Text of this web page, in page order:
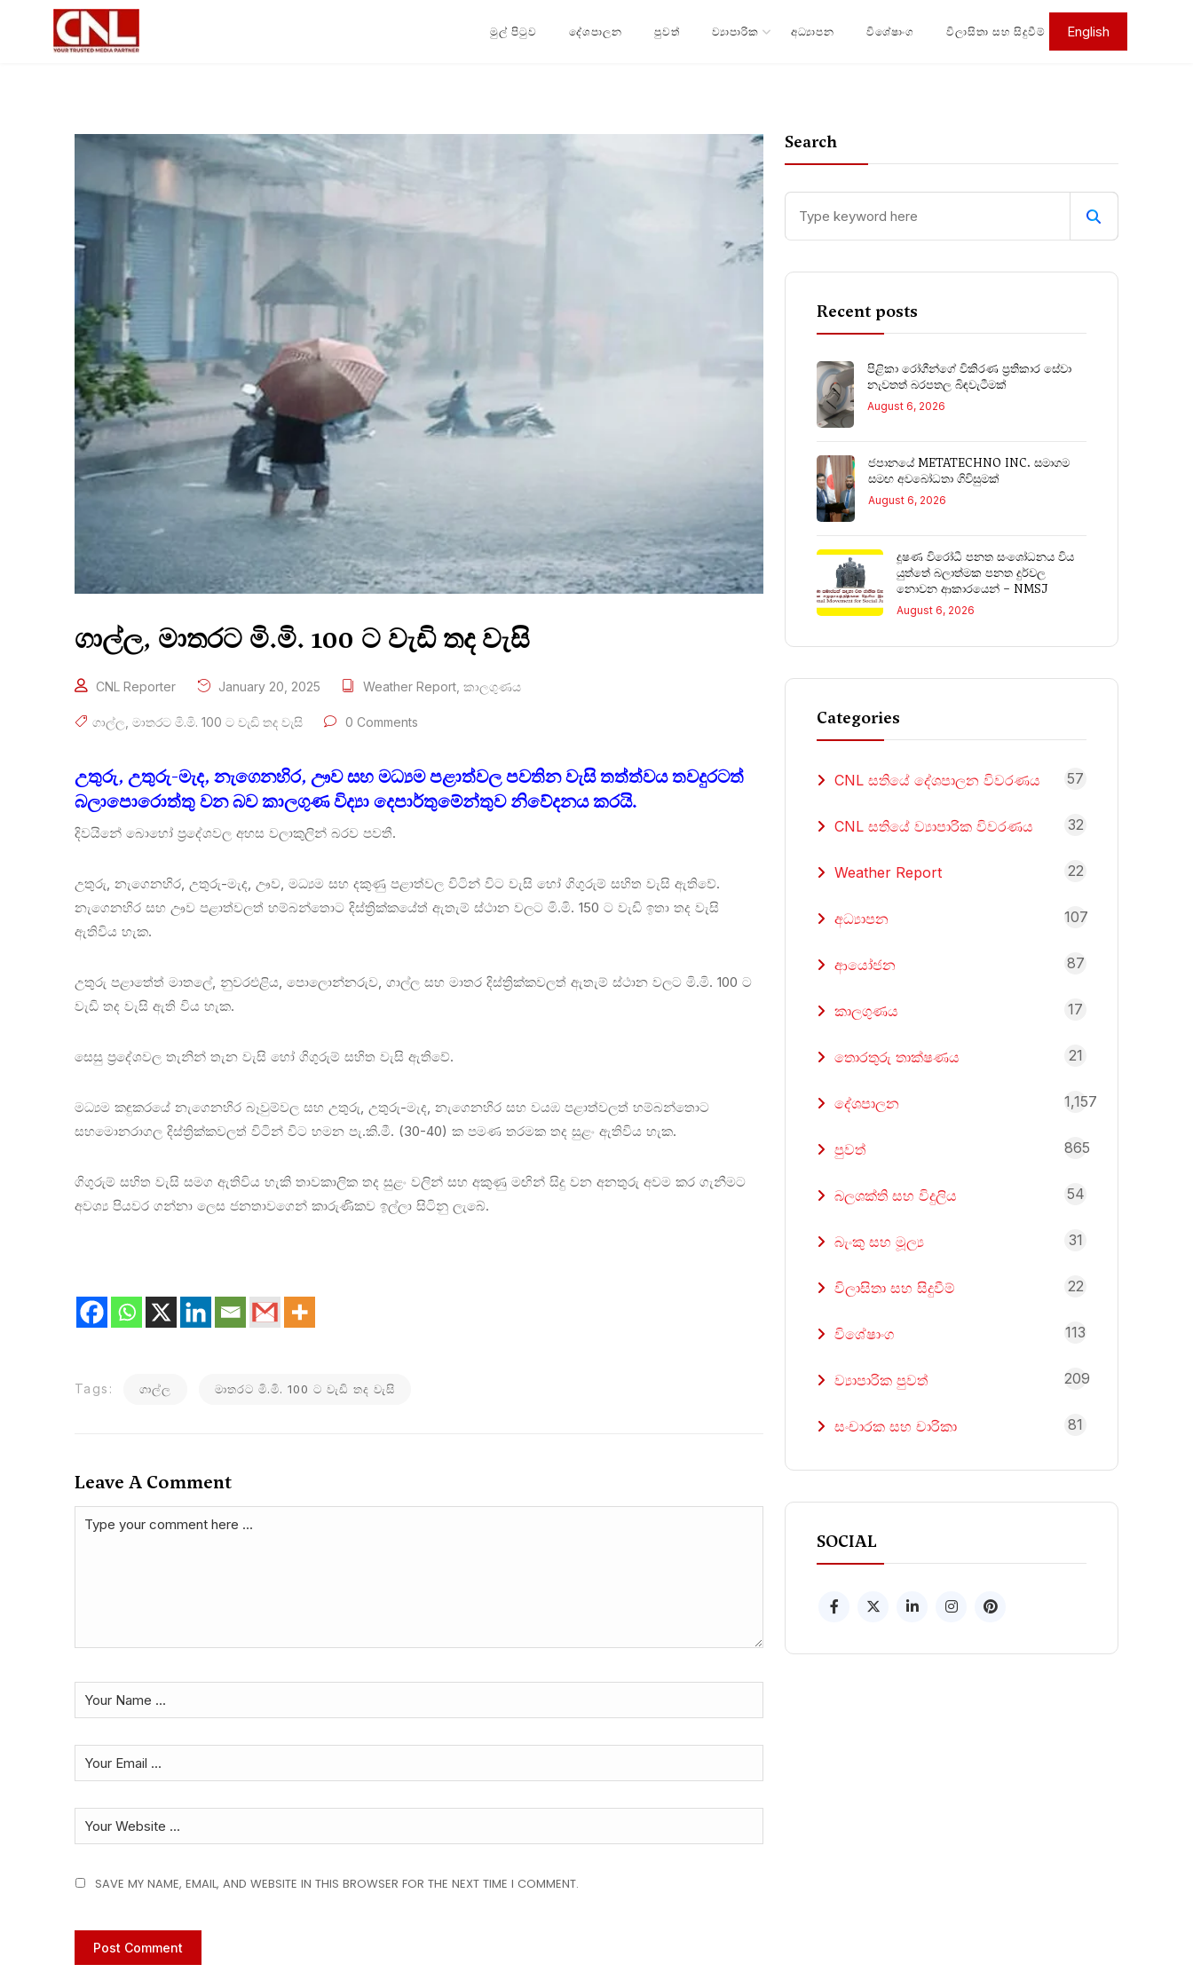
මුල් පිටුව දේශපාලන පුවත් ව්‍යාපාරික අධ්‍යාපන විශේෂාංග විලාසිතා සහ සිදුවීම් English
ගාල්ල, මාතරට මි.මි. 100 ට වැඩි තද වැසි
CNL Reporter January 20, 2025 Weather Report කාලගුණය
ගාල්ල මාතරට මි.මි. 100 ට වැඩි තද වැසි 0 Comments
උතුරු, උතුරු-මැද, නැගෙනහිර, ඌව සහ මධ්‍යම පළාත්වල පවතින වැසි තත්ත්වය තවදුරටත්
බලාපොරොත්තු වන බව කාලගුණ විද්‍යා දෙපාර්තුමේන්තුව නිවේදනය කරයි.
දිවයිනේ බොහෝ ප්‍රදේශවල අහස වලාකුලින් බරව පවතී.
උතුරු, නැගෙනහිර, උතුරු-මැද, ඌව, මධ්‍යම සහ දකුණු පළාත්වල විටින් විට වැසි හෝ ගිගුරුම් සහිත වැසි ඇතිවේ.
නැගෙනහිර සහ ඌව පළාත්වලත් හම්බන්තොට දිස්ත්‍රික්කයේත් ඇතැම් ස්ථාන වලට මි.මි. 150 ට වැඩි ඉතා තද වැසි
ඇතිවිය හැක.
උතුරු පළාතේත් මාතලේ, නුවරඑළිය, පොලොන්නරුව, ගාල්ල සහ මාතර දිස්ත්‍රික්කවලත් ඇතැම් ස්ථාන වලට මි.මි. 100 ට
වැඩි තද වැසි ඇති විය හැක.
සෙසු ප්‍රදේශවල තැනින් තැන වැසි හෝ ගිගුරුම් සහිත වැසි ඇතිවේ.
මධ්‍යම කඳුකරයේ නැගෙනහිර බෑවුම්වල සහ උතුරු, උතුරු-මැද, නැගෙනහිර සහ වයඹ පළාත්වලත් හම්බන්තොට
සහමොනරාගල දිස්ත්‍රික්කවලත් විටින් විට හමන පැ.කි.මී. (30-40) ක පමණ තරමක තද සුළං ඇතිවිය හැක.
ගිගුරුම් සහිත වැසි සමග ඇතිවිය හැකි තාවකාලික තද සුළං වලින් සහ අකුණු මඟින් සිදු වන අනතුරු අවම කර ගැනීමට
අවශ්‍ය පියවර ගන්නා ලෙස ජනතාවගෙන් කාරුණිකව ඉල්ලා සිටිනු ලැබේ.
Tags: ගාල්ල මාතරට මි.මි. 100 ට වැඩි තද වැසි
Leave A Comment
SAVE MY NAME, EMAIL, AND WEBSITE IN THIS BROWSER FOR THE NEXT TIME I COMMENT.
Search
Recent posts
පිළිකා රෝගීන්ගේ විකිරණ ප්‍රතිකාර සේවා
නැවතත් බරපතල බිඳවැටීමක්
August 6, 2026
ජපානයේ METATECHNO INC. සමාගම
සමඟ අවබෝධතා ගිවිසුමක්
August 6, 2026
දූෂණ විරෝධී පනත සංශෝධනය විය
යුත්තේ බලාත්මක පනත දුර්වල
නොවන ආකාරයෙන් – NMSJ
August 6, 2026
Categories
CNL සතියේ දේශපාලන විවරණය 57
CNL සතියේ ව්‍යාපාරික විවරණය 32
Weather Report 22
අධ්‍යාපන 107
ආයෝජන 87
කාලගුණය 17
තොරතුරු තාක්ෂණය 21
දේශපාලන 1,157
පුවත් 865
බලශක්ති සහ විදුලිය 54
බැංකු සහ මූල්‍ය 31
විලාසිතා සහ සිදුවීම් 22
විශේෂාංග 113
ව්‍යාපාරික පුවත් 209
සංචාරක සහ චාරිකා 81
SOCIAL